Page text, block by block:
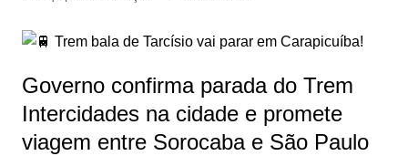
Governo confirma parada do Trem
Intercidades na cidade e promete
viagem entre Sorocaba e São Paulo